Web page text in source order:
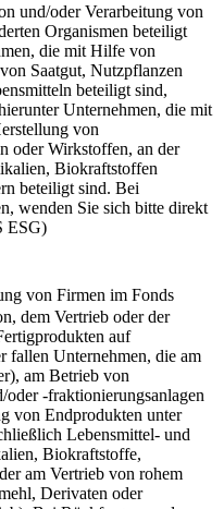
und/oder Verarbeitung von
Organismen beteiligt
die mit Hilfe von
Saatgut, Nutzpflanzen
beteiligt sind,
Unternehmen, die mit
von
oder Wirkstoffen, an der
Biokraftstoffen
beteiligt sind. Bei
wenden Sie sich bitte direkt
ESG)
von Firmen im Fonds
dem Vertrieb oder der
auf
fallen Unternehmen, die am
am Betrieb von
-fraktionierungsanlagen
von Endprodukten unter
Lebensmittel- und
Biokraftstoffe,
am Vertrieb von rohem
Derivaten oder